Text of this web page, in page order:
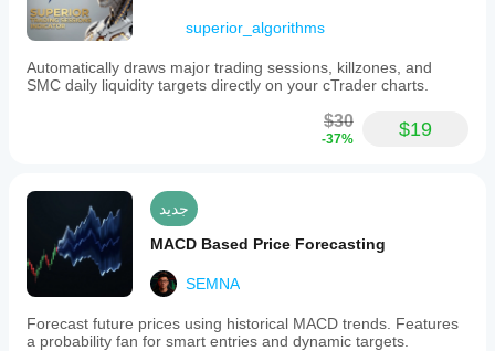
superior_algorithms
Automatically draws major trading sessions, killzones, and
SMC daily liquidity targets directly on your cTrader charts.
$30
-37% $19
جديد
MACD Based Price Forecasting
SEMNA
Forecast future prices using historical MACD trends. Features
a probability fan for smart entries and dynamic targets.